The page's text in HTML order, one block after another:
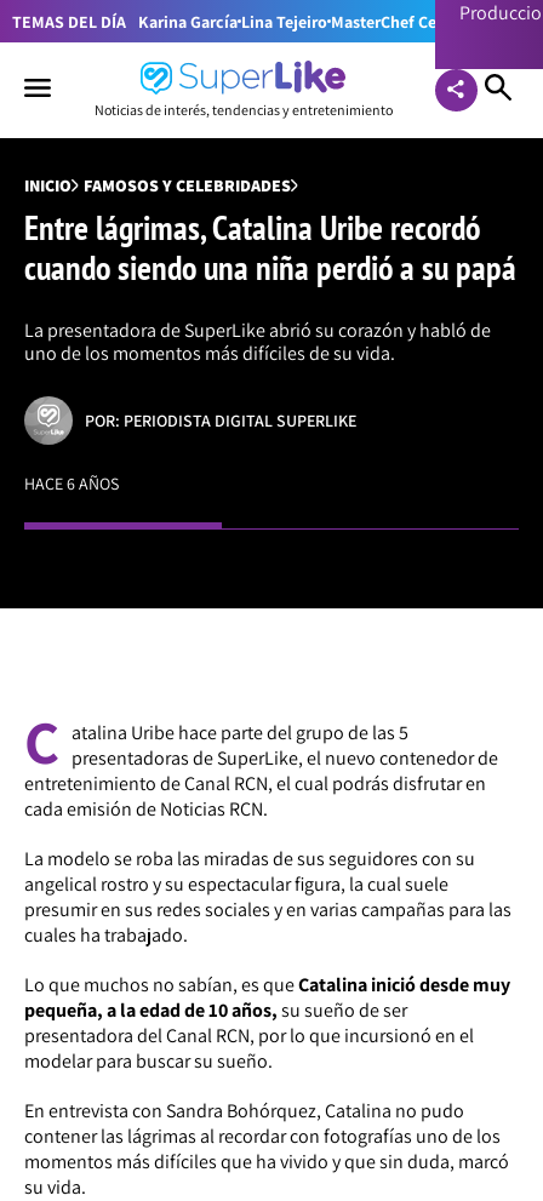
TEMAS DEL DÍA Karina García Lina Tejeiro MasterChef Celebrity
Noticias de interés, tendencias y entretenimiento
INICIO FAMOSOS Y CELEBRIDADES
Entre lágrimas, Catalina Uribe recordó
cuando siendo una niña perdió a su papá
La presentadora de SuperLike abrió su corazón y habló de
uno de los momentos más difíciles de su vida.
POR: PERIODISTA DIGITAL SUPERLIKE
HACE 6 AÑOS
C atalina Uribe hace parte del grupo de las 5
presentadoras de SuperLike, el nuevo contenedor de
entretenimiento de Canal RCN, el cual podrás disfrutar en
cada emisión de Noticias RCN.
La modelo se roba las miradas de sus seguidores con su
angelical rostro y su espectacular figura, la cual suele
presumir en sus redes sociales y en varias campañas para las
cuales ha trabajado.
Lo que muchos no sabían, es queCatalina inició desde muy
pequeña, a la edad de 10 años,su sueño de ser
presentadora del Canal RCN, por lo que incursionó en el
modelar para buscar su sueño.
En entrevista con Sandra Bohórquez, Catalina no pudo
contener las lágrimas al recordar con fotografías uno de los
momentos más difíciles que ha vivido y que sin duda, marcó
su vida.